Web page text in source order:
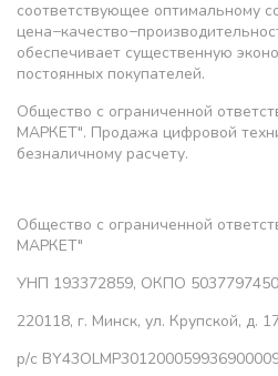
соответствующее оптимальному
обеспечивает существенную
постоянных покупателей.
Общество с ограниченной
МАРКЕТ". Продажа цифровой
безналичному расчету.
Общество с ограниченной
МАРКЕТ"
УНП 193372859, ОКПО
220118, г. Минск, ул. Крупской, д.
р/с